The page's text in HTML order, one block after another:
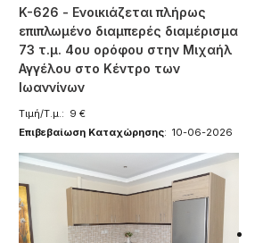
K-626 - Ενοικιάζεται πλήρως
επιπλωμένο διαμπερές διαμέρισμα
73 τ.μ. 4ου ορόφου στην Μιχαήλ
Αγγέλου στο Κέντρο των
Ιωαννίνων
Τιμή/Τ.μ.: 9 €
Επιβεβαίωση Καταχώρησης: 10-06-2026